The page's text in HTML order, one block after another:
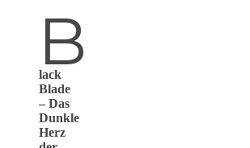
B
lack
Blade
– Das
Dunkle
Herz